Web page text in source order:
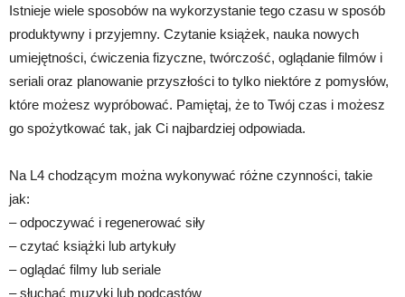
Istnieje wiele sposobów na wykorzystanie tego czasu w sposób
produktywny i przyjemny. Czytanie książek, nauka nowych
umiejętności, ćwiczenia fizyczne, twórczość, oglądanie filmów i
seriali oraz planowanie przyszłości to tylko niektóre z pomysłów,
które możesz wypróbować. Pamiętaj, że to Twój czas i możesz
go spożytkować tak, jak Ci najbardziej odpowiada.
Na L4 chodzącym można wykonywać różne czynności, takie
jak:
– odpoczywać i regenerować siły
– czytać książki lub artykuły
– oglądać filmy lub seriale
– słuchać muzyki lub podcastów